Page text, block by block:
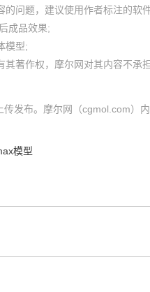
问题，建议使用作者标注的软
成品效果;
模型;
发布。摩尔网（cgmol.com）
模型